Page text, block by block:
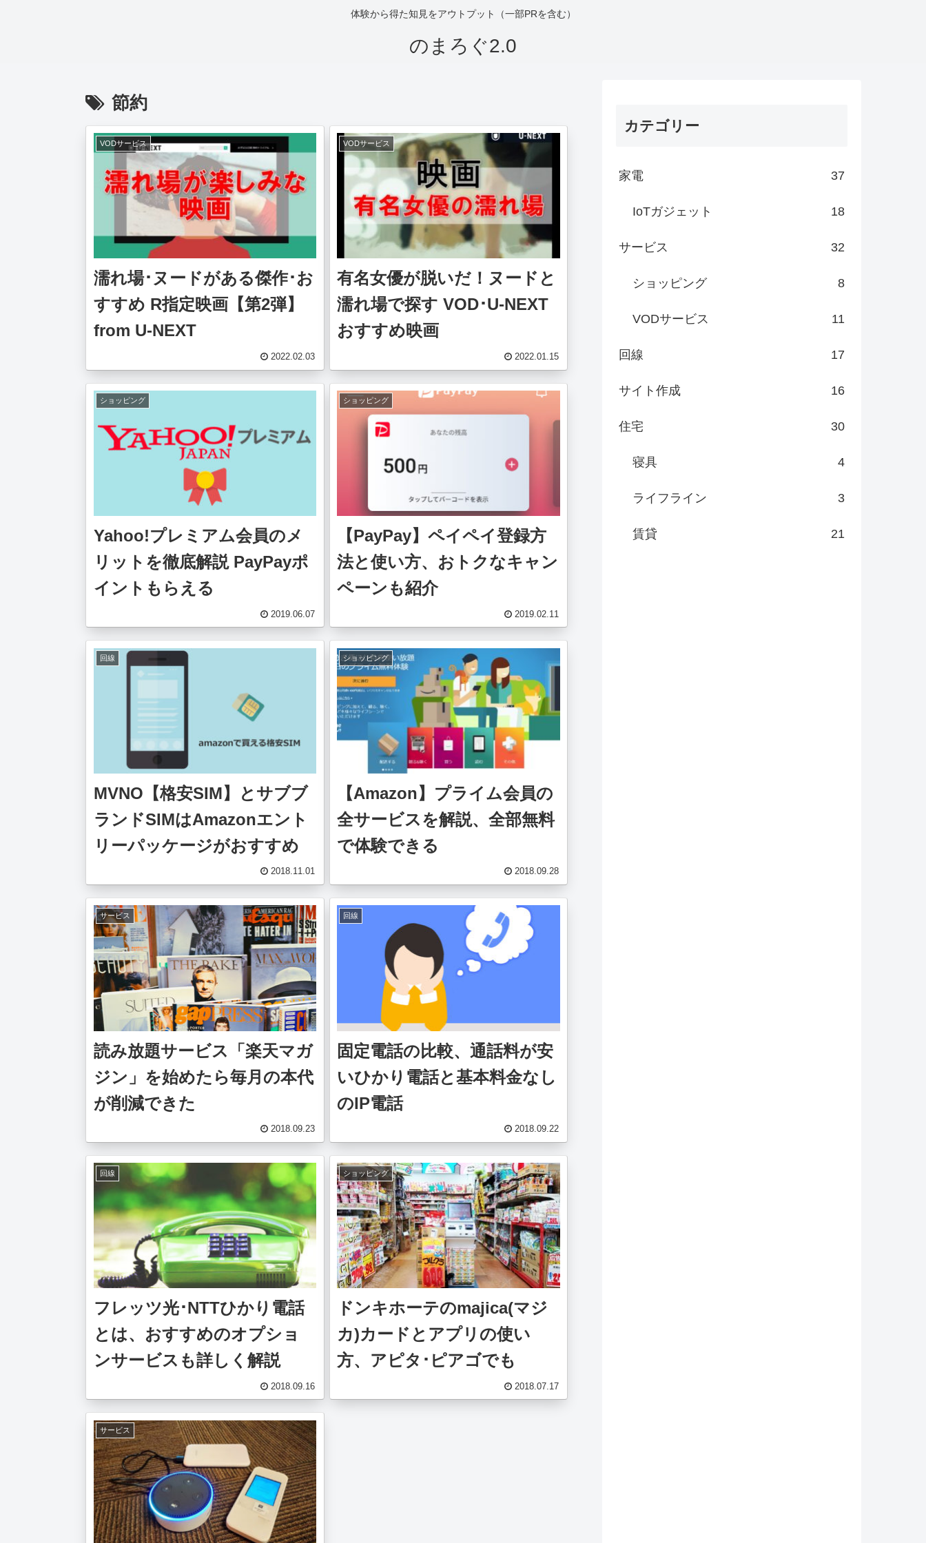
体験から得た知見をアウトプット（一部PRを含む）
のまろぐ2.0
節約
VODサービス
濡れ場･ヌードがある傑作･お
すすめ R指定映画【第2弾】
from U-NEXT
2022.02.03
VODサービス
有名女優が脱いだ！ヌードと
濡れ場で探す VOD･U-NEXT
おすすめ映画
2022.01.15
ショッピング
Yahoo!プレミアム会員のメ
リットを徹底解説 PayPayポ
イントもらえる
2019.06.07
ショッピング
【PayPay】ペイペイ登録方
法と使い方、おトクなキャン
ペーンも紹介
2019.02.11
回線
MVNO【格安SIM】とサブブ
ランドSIMはAmazonエント
リーパッケージがおすすめ
2018.11.01
ショッピング
【Amazon】プライム会員の
全サービスを解説、全部無料
で体験できる
2018.09.28
サービス
読み放題サービス「楽天マガ
ジン」を始めたら毎月の本代
が削減できた
2018.09.23
回線
固定電話の比較、通話料が安
いひかり電話と基本料金なし
のIP電話
2018.09.22
回線
フレッツ光･NTTひかり電話
とは、おすすめのオプショ
ンサービスも詳しく解説
2018.09.16
ショッピング
ドンキホーテのmajica(マジ
カ)カードとアプリの使い
方、アピタ･ピアゴでも
2018.07.17
サービス
カテゴリー
家電 37
IoTガジェット 18
サービス 32
ショッピング 8
VODサービス 11
回線 17
サイト作成 16
住宅 30
寝具 4
ライフライン 3
賃貸 21